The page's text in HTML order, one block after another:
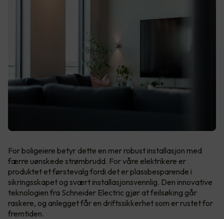
For boligeiere betyr dette en mer robust installasjon med
færre uønskede strømbrudd. For våre elektrikere er
produktet et førstevalg fordi det er plassbesparende i
sikringsskapet og svært installasjonsvennlig. Den innovative
teknologien fra Schneider Electric gjør at feilsøking går
raskere, og anlegget får en driftssikkerhet som er rustet for
fremtiden.